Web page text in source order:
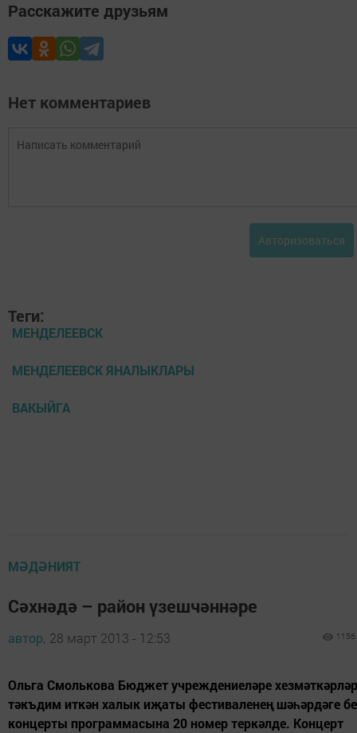
Расскажите друзьям
Нет комментариев
Авторизоваться
Теги:
МЕНДЕЛЕЕВСК
МЕНДЕЛЕЕВСК ЯНАЛЫКЛАРЫ
ВАКЫЙГА
МӘДӘНИЯТ
Сәхнәдә – район үзешчәннәре
автор, 28 март 2013 - 12:53 1156
Ольга Смолькова Бюджет учреждениеләре
тәкъдим иткән халык иҗаты фестиваленең шәһәрдәге
концерты программасына 20 номер теркәлде. Концерт